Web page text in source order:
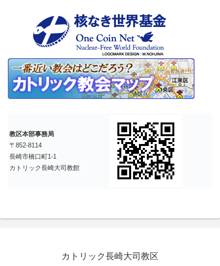
教区本部事務局
〒852-8114
長崎市橋口町1-1
カトリック長崎大司教館
カトリック長崎大司教区